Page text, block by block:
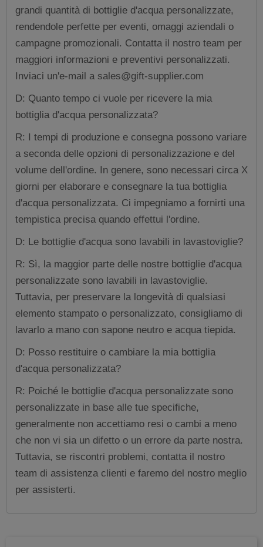
grandi quantità di bottiglie d'acqua personalizzate,
rendendole perfette per eventi, omaggi aziendali o
campagne promozionali. Contatta il nostro team per
maggiori informazioni e preventivi personalizzati.
Inviaci un'e-mail a sales@gift-supplier.com
D: Quanto tempo ci vuole per ricevere la mia
bottiglia d'acqua personalizzata?
R: I tempi di produzione e consegna possono variare
a seconda delle opzioni di personalizzazione e del
volume dell'ordine. In genere, sono necessari circa X
giorni per elaborare e consegnare la tua bottiglia
d'acqua personalizzata. Ci impegniamo a fornirti una
tempistica precisa quando effettui l'ordine.
D: Le bottiglie d'acqua sono lavabili in lavastoviglie?
R: Sì, la maggior parte delle nostre bottiglie d'acqua
personalizzate sono lavabili in lavastoviglie.
Tuttavia, per preservare la longevità di qualsiasi
elemento stampato o personalizzato, consigliamo di
lavarlo a mano con sapone neutro e acqua tiepida.
D: Posso restituire o cambiare la mia bottiglia
d'acqua personalizzata?
R: Poiché le bottiglie d'acqua personalizzate sono
personalizzate in base alle tue specifiche,
generalmente non accettiamo resi o cambi a meno
che non vi sia un difetto o un errore da parte nostra.
Tuttavia, se riscontri problemi, contatta il nostro
team di assistenza clienti e faremo del nostro meglio
per assisterti.